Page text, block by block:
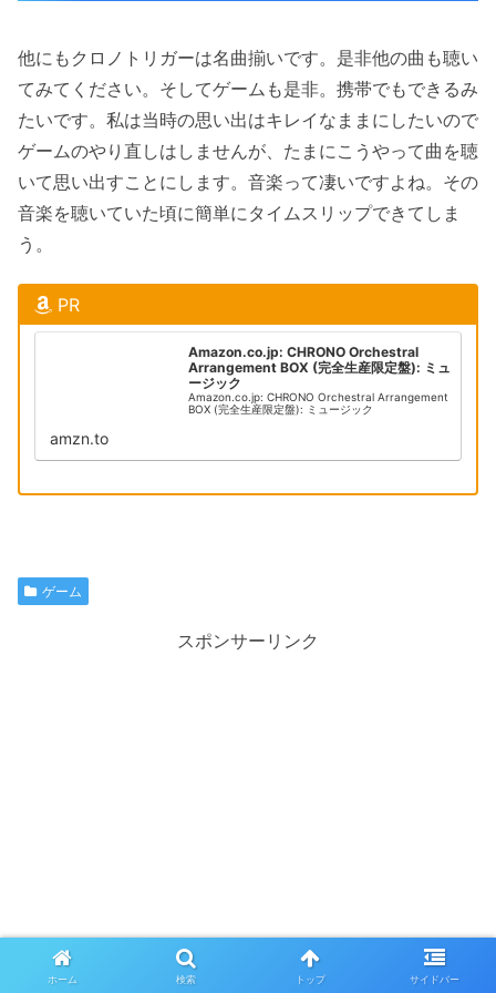
他にもクロノトリガーは名曲揃いです。是非他の曲も聴い
てみてください。そしてゲームも是非。携帯でもできるみ
たいです。私は当時の思い出はキレイなままにしたいので
ゲームのやり直しはしませんが、たまにこうやって曲を聴
いて思い出すことにします。音楽って凄いですよね。その
音楽を聴いていた頃に簡単にタイムスリップできてしま
う。
PR
Amazon.co.jp: CHRONO Orchestral
Arrangement BOX (完全生産限定盤): ミュ
ージック
Amazon.co.jp: CHRONO Orchestral Arrangement
BOX (完全生産限定盤): ミュージック
amzn.to
ゲーム
スポンサーリンク
ホーム 検索 トップ サイドバー